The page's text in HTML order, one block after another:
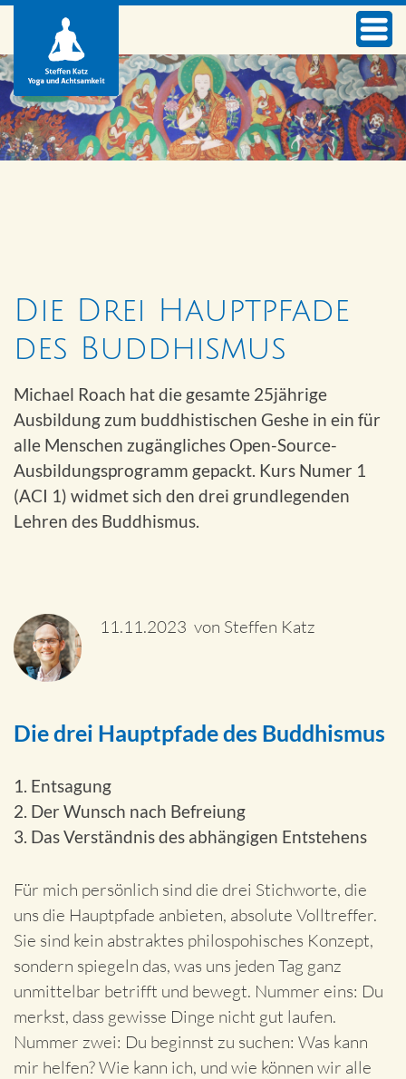
Die Drei Hauptpfade
des Buddhismus
Michael Roach hat die gesamte 25jährige
Ausbildung zum buddhistischen Geshe in ein für
alle Menschen zugängliches Open-Source-
Ausbildungsprogramm gepackt. Kurs Numer 1
(ACI 1) widmet sich den drei grundlegenden
Lehren des Buddhismus.
11.11.2023 von Steffen Katz
Die drei Hauptpfade des Buddhismus
1. Entsagung
2. Der Wunsch nach Befreiung
3. Das Verständnis des abhängigen Entstehens
Für mich persönlich sind die drei Stichworte, die
uns die Hauptpfade anbieten, absolute Volltreffer.
Sie sind kein abstraktes philospohisches Konzept,
sondern spiegeln das, was uns jeden Tag ganz
unmittelbar betrifft und bewegt. Nummer eins: Du
merkst, dass gewisse Dinge nicht gut laufen.
Nummer zwei: Du beginnst zu suchen: Was kann
mir helfen? Wie kann ich, und wie können wir alle